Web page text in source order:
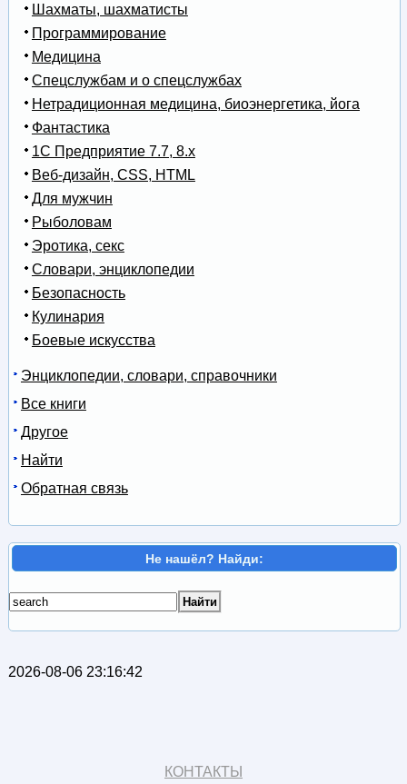
Шахматы, шахматисты
Программирование
Медицина
Спецслужбам и о спецслужбах
Нетрадиционная медицина, биоэнергетика, йога
Фантастика
1С Предприятие 7.7, 8.x
Веб-дизайн, CSS, HTML
Для мужчин
Рыболовам
Эротика, секс
Словари, энциклопедии
Безопасность
Кулинария
Боевые искусства
Энциклопедии, словари, справочники
Все книги
Другое
Найти
Обратная связь
Не нашёл? Найди:
2026-08-06 23:16:42
КОНТАКТЫ